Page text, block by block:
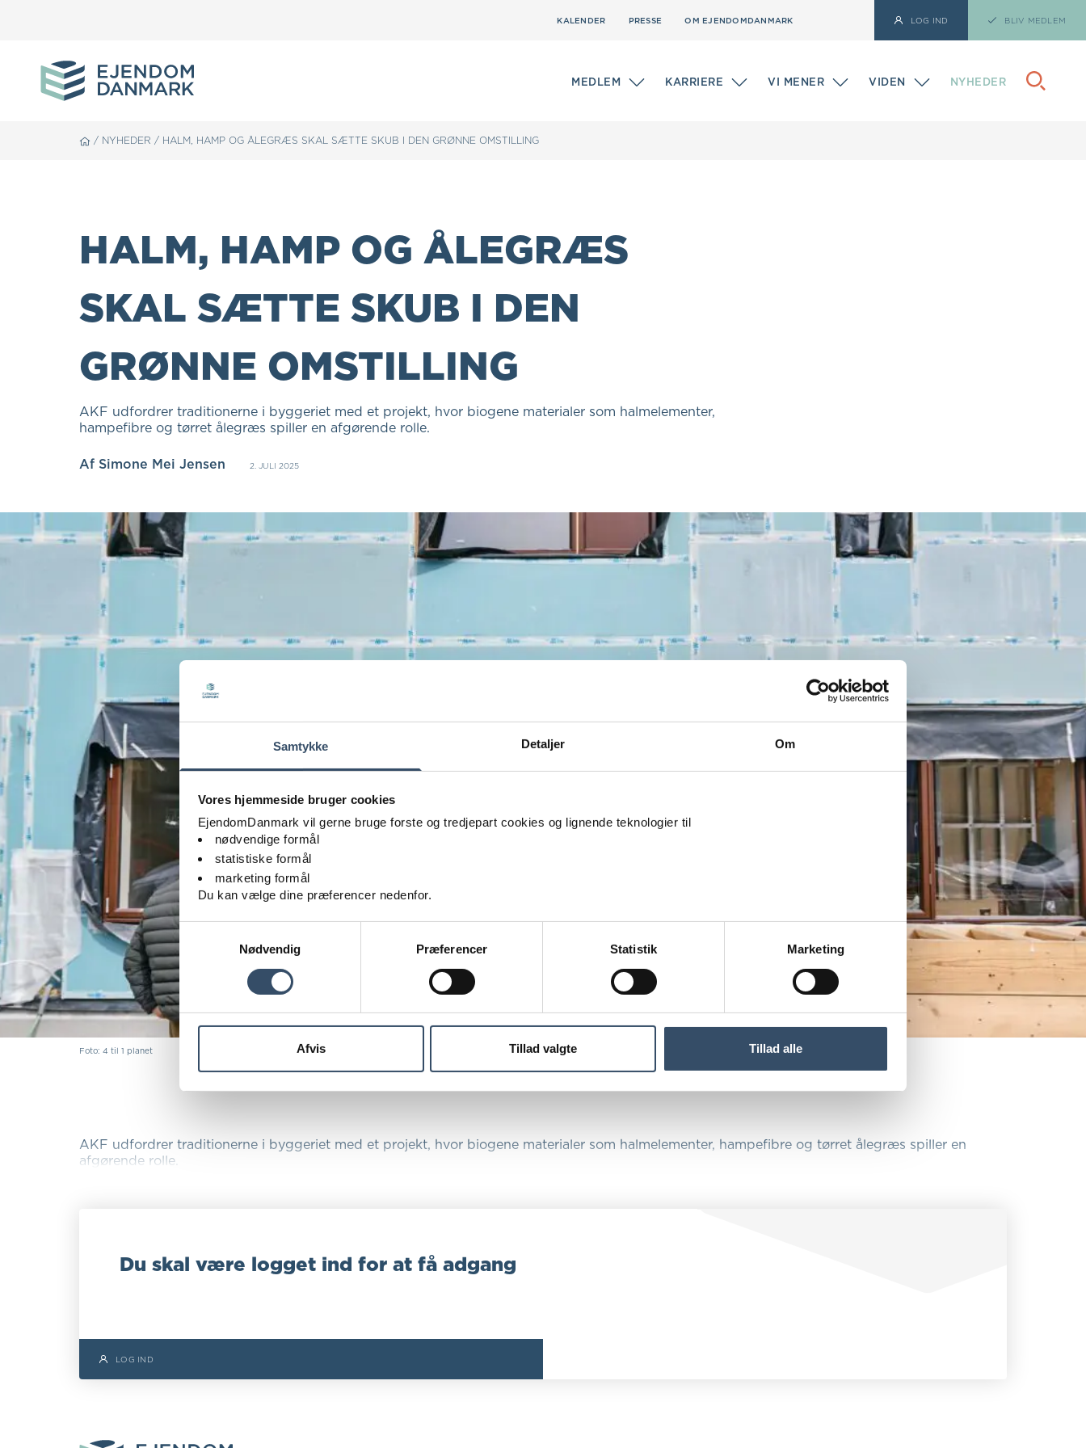
Samtykke Detaljer Om
Vores hjemmeside bruger cookies
EjendomDanmark vil gerne bruge forste og tredjepart cookies og lignende teknologier til
nødvendige formål
statistiske formål
marketing formål
Du kan vælge dine præferencer nedenfor.
Samtykkevalg
Nødvendig
Præferencer Statistik Marketing
Afvis Tillad valgte Tillad alle
KALENDER PRESSE OM EJENDOMDANMARK LOG IND BLIV MEDLEM
MEDLEM KARRIERE VI MENER VIDEN NYHEDER
/ NYHEDER / HALM, HAMP OG ÅLEGRÆS SKAL SÆTTE SKUB I DEN GRØNNE OMSTILLING
HALM, HAMP OG ÅLEGRÆS
SKAL SÆTTE SKUB I DEN
GRØNNE OMSTILLING
AKF udfordrer traditionerne i byggeriet med et projekt, hvor biogene materialer som halmelementer,
hampefibre og tørret ålegræs spiller en afgørende rolle.
Af Simone Mei Jensen 2. JULI 2025
Foto: 4 til 1 planet
AKF udfordrer traditionerne i byggeriet med et projekt, hvor biogene materialer som halmelementer, hampefibre og tørret ålegræs spiller en
afgørende rolle.
Du skal være logget ind for at få adgang
LOG IND